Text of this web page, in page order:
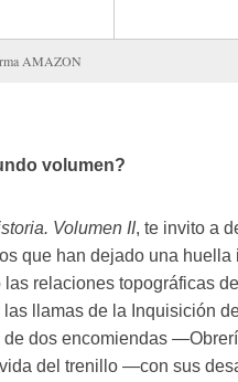
AMAZON
volumen?
Volumen II, te invito a
que han dejado una
relaciones topográficas
llamas de la Inquisición
de dos encomiendas
del trenillo —con sus